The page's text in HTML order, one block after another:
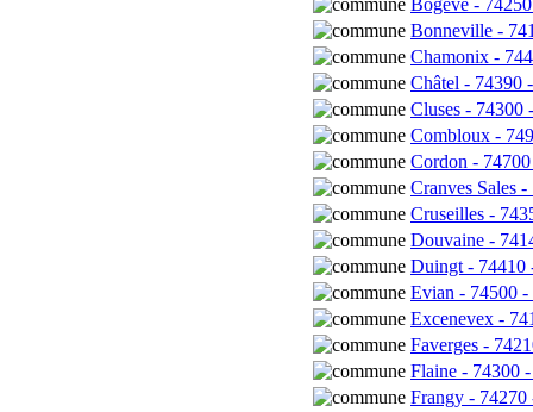
Bogève -
Bonneville -
Chamonix -
Châtel - 74390
Cluses - 74300
Combloux -
Cordon -
Cranves Sales
Cruseilles -
Douvaine -
Duingt - 74410
Evian - 74500
Excenevex -
Faverges -
Flaine - 74300
Frangy - 74270